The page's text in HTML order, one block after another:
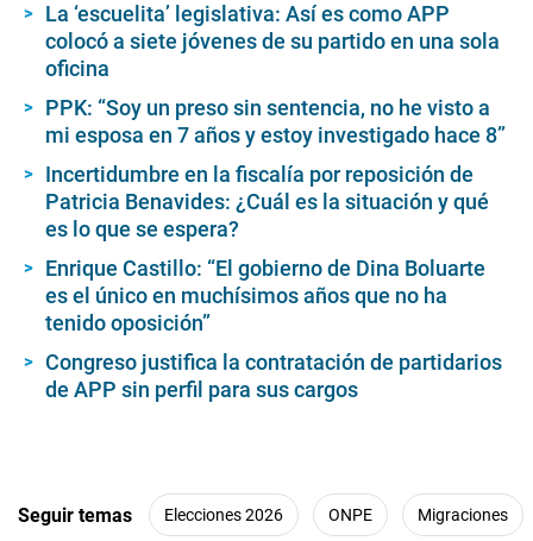
La ‘escuelita’ legislativa: Así es como APP
colocó a siete jóvenes de su partido en una sola
oficina
PPK: “Soy un preso sin sentencia, no he visto a
mi esposa en 7 años y estoy investigado hace 8”
Incertidumbre en la fiscalía por reposición de
Patricia Benavides: ¿Cuál es la situación y qué
es lo que se espera?
Enrique Castillo: “El gobierno de Dina Boluarte
es el único en muchísimos años que no ha
tenido oposición”
Congreso justifica la contratación de partidarios
de APP sin perfil para sus cargos
Seguir temas Elecciones 2026 ONPE Migraciones